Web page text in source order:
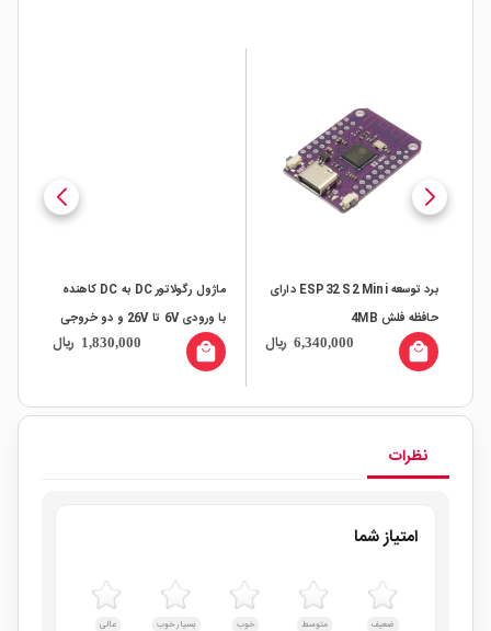
برد توسعه ESP32 S2 Mini دارای
حافظه فلش 4MB
6,340,000 ریال local_mall
ماژول رگولاتور DC به DC کاهنده
با ورودی 6V تا 26V و دو خروجی
5V-3A USB Type-C
1,830,000 ریال local_mall
نظرات
امتیاز شما
ضعیف متوسط خوب بسیار خوب عالی